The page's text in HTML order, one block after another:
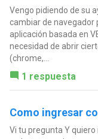
Vengo pidiendo de su
cambiar de navegador
aplicación basada en
necesidad de abrir
(chrome,...
1 respuesta
Como ingresar
Vi tu pregunta Y